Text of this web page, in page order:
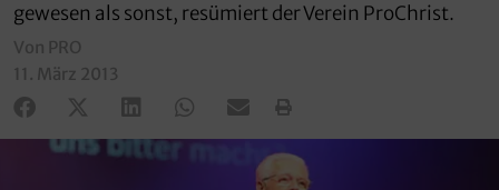
gewesen als sonst, resümiert der Verein ProChrist.
Von PRO
11. März 2013